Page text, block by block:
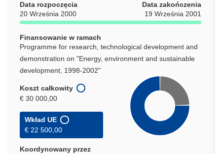
Data rozpoczęcia
20 Września 2000
Data zakończenia
19 Września 2001
Finansowanie w ramach
Programme for research, technological development and
demonstration on "Energy, environment and sustainable
development, 1998-2002"
Koszt całkowity
€ 30 000,00
Wkład UE
€ 22 500,00
Koordynowany przez